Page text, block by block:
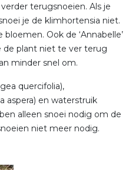
terugsnoeien. Als je
je de klimhortensia niet.
Ook de ‘Annabelle’
de plant niet te ver terug
minder snel om.
quercifolia),
aspera) en waterstruik
alleen snoei nodig om de
niet meer nodig.